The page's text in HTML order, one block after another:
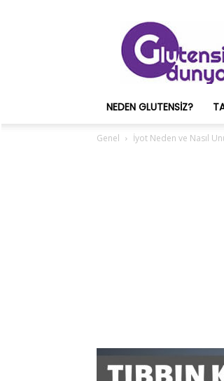
ve
NEDEN GLUTENSIZ?
Genel İyot Neden ve Nasıl